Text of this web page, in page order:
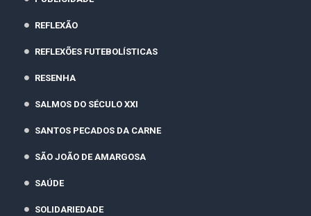
REFLEXÃO
REFLEXÕES FUTEBOLÍSTICAS
RESENHA
SALMOS DO SÉCULO XXI
SANTOS PECADOS DA CARNE
SÃO JOÃO DE AMARGOSA
SAÚDE
SOLIDARIEDADE